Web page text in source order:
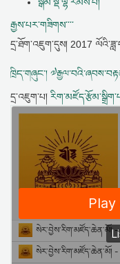
རྒྱས་པར་གཟིགས་་་་
དྲ་ཐོག་འཇུག་དུས། 2017
ཁྲིད་གཞུང་།
དྲ་འཇུག་པ།